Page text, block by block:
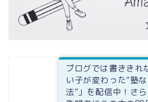
ブログでは書ききれ
い子が変わった“塾
法”」を配信中！さ